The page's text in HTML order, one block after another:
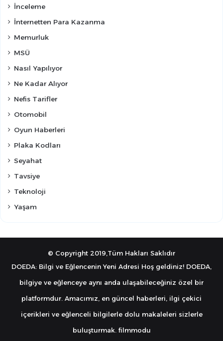
İnceleme
İnternetten Para Kazanma
Memurluk
MSÜ
Nasıl Yapılıyor
Ne Kadar Alıyor
Nefis Tarifler
Otomobil
Oyun Haberleri
Plaka Kodları
Seyahat
Tavsiye
Teknoloji
Yaşam
© Copyright 2019,Tüm Hakları Saklıdır
DOEDA: Bilgi ve Eğlencenin Yeni Adresi Hoş geldiniz! DOEDA,
bilgiye ve eğlenceye aynı anda ulaşabileceğiniz özel bir
platformdur. Amacımız, en güncel haberleri, ilgi çekici
içerikleri ve eğlenceli bilgilerle dolu makaleleri sizlerle
buluşturmak. filmmodu